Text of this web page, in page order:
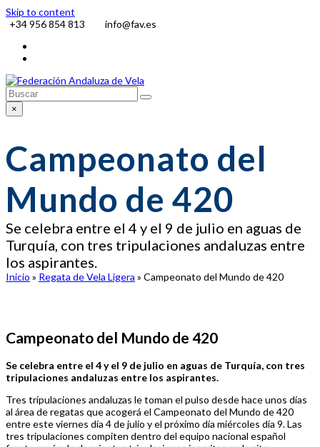
Skip to content
+34 956 854 813
info@fav.es
Buscar
Enviar
×
Close
Campeonato del
Mundo de 420
Se celebra entre el 4 y el 9 de julio en aguas de
Turquía, con tres tripulaciones andaluzas entre
los aspirantes.
Inicio » Regata de Vela Ligera » Campeonato del Mundo de 420
Campeonato del Mundo de 420
Se celebra entre el 4 y el 9 de julio en aguas de Turquía, con tres
tripulaciones andaluzas entre los aspirantes.
Tres tripulaciones andaluzas le toman el pulso desde hace unos días
al área de regatas que acogerá el Campeonato del Mundo de 420
entre este viernes día 4 de julio y el próximo día miércoles día 9. Las
tres tripulaciones compiten dentro del equipo nacional español